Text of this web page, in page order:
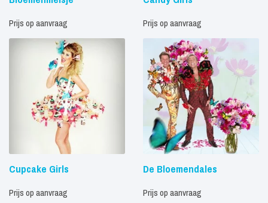
Prijs op aanvraag Prijs op aanvraag
Cupcake Girls
Prijs op aanvraag
De Bloemendales
Prijs op aanvraag